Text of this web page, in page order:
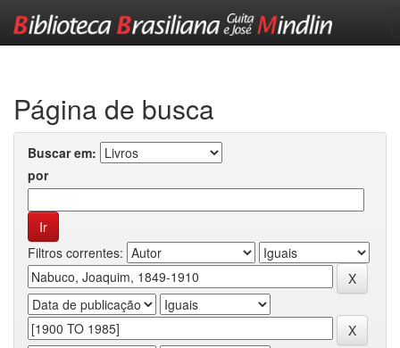
Página de busca
Buscar em:
por
Filtros correntes: